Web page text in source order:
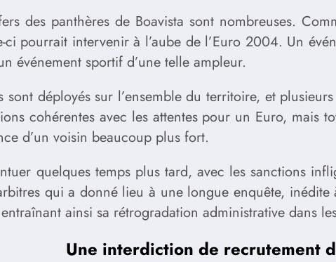
des panthères de Boavista sont nombreuses.
pourrait intervenir à l’aube de l’Euro 2004. Un
événement sportif d’une telle ampleur.
sont déployés sur l’ensemble du territoire, et
cohérentes avec les attentes pour un Euro, mais
d’un voisin beaucoup plus fort.
quelques temps plus tard, avec les sanctions
qui a donné lieu à une longue enquête,
ainsi sa rétrogradation administrative dans
Une interdiction de recrutement